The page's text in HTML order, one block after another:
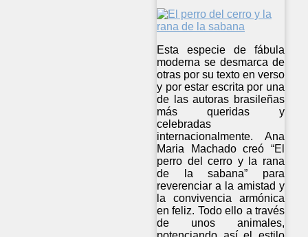
Esta especie de fábula
moderna se desmarca de
otras por su texto en verso
y por estar escrita por una
de las autoras brasileñas
más queridas y
celebradas
internacionalmente. Ana
Maria Machado creó “El
perro del cerro y la rana
de la sabana” para
reverenciar a la amistad y
la convivencia armónica
en feliz. Todo ello a través
de unos animales,